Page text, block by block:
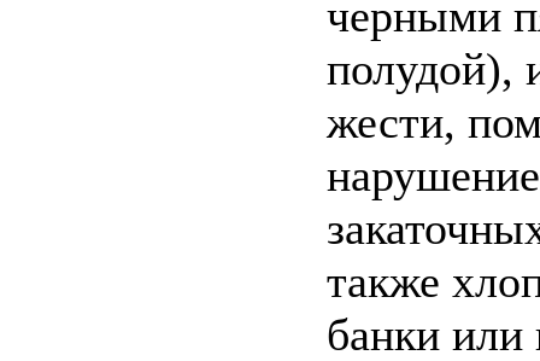
черными
полудой),
жести,
также
банки или